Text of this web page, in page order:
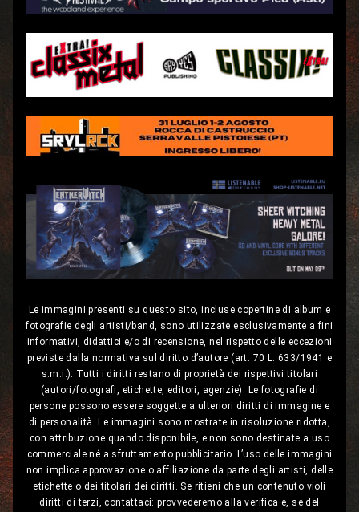
Le immagini presenti su questo sito, incluse copertine di album e
fotografie degli artisti/band, sono utilizzate esclusivamente a fini
informativi, didattici e/o di recensione, nel rispetto delle eccezioni
previste dalla normativa sul diritto d’autore (art. 70 L. 633/1941 e
s.m.i.). Tutti i diritti restano di proprietà dei rispettivi titolari
(autori/fotografi, etichette, editori, agenzie). Le fotografie di
persone possono essere soggette a ulteriori diritti di immagine e
di personalità. Le immagini sono mostrate in risoluzione ridotta,
con attribuzione quando disponibile, e non sono destinate a uso
commerciale né a sfruttamento pubblicitario. L’uso delle immagini
non implica approvazione o affiliazione da parte degli artisti, delle
etichette o dei titolari dei diritti. Se ritieni che un contenuto violi
diritti di terzi, contattaci: provvederemo alla verifica e, se del